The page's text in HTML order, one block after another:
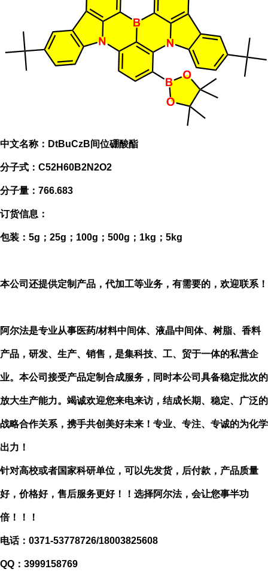
中文名称： DtBuCzB间位硼酸酯
分子式： C52H60B2N2O2
分子量： 766.683
订货信息：
包装： 5g；25g；100g；500g；1kg；5kg
本公司还提供定制产品，代加工等业务，有需要的，欢迎联系！
阿尔法是专业从事医药/材料中间体、液晶中间体、树脂、香料
产品，研发、生产、销售，是集科技、工、贸于一体的私营企
业。本公司接受产品定制合成服务，同时本公司具备稳定批次的
放大生产能力。竭诚欢迎您来电来访，结成长期、稳定、广泛的
战略合作关系，携手共创美好未来！专业、专注、专诚的为化学
出力！
针对高校或者国家科研单位，可以先发货，后付款，产品质量
好，价格好，售后服务更好！！选择阿尔法，会让您事半功
倍！！！
电话： 0371-53778726/18003825608
QQ：3999158769